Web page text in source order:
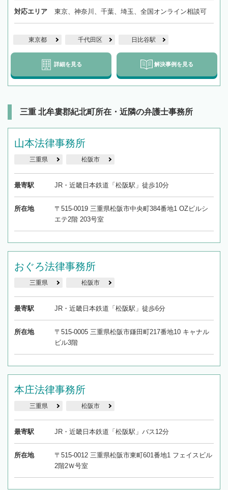
対応エリア 東京、神奈川、千葉、埼玉、全国オンライン相談可
東京都 千代田区 日比谷駅
詳細を見る 解決事例を見る
三重 北牟婁郡紀北町所在・近隣の弁護士事務所
山本法律事務所
三重県 松阪市
最寄駅 JR・近畿日本鉄道「松阪駅」徒歩10分
所在地
〒515-0019 三重県松阪市中央町384番地1 OZビルシ
エテ2階 203号室
おぐろ法律事務所
三重県 松阪市
最寄駅 JR・近畿日本鉄道「松阪駅」徒歩6分
所在地
〒515-0005 三重県松阪市鎌田町217番地10 キャナル
ビル3階
本庄法律事務所
三重県 松阪市
最寄駅 JR・近畿日本鉄道「松阪駅」バス12分
所在地
〒515-0012 三重県松阪市東町601番地1 フェイスビル
2階2Ｗ号室